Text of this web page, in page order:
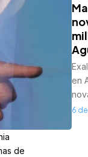
de
en
6